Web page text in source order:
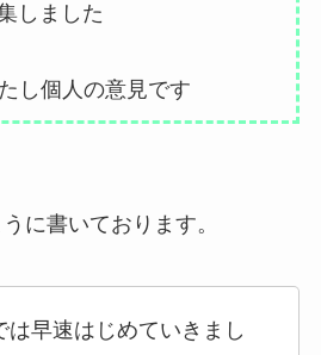
しました
し個人の意見です
に書いております。
は早速はじめていきまし